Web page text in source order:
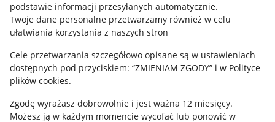
podstawie informacji przesyłanych automatycznie.
Twoje dane personalne przetwarzamy również w celu
ułatwiania korzystania z naszych stron
Cele przetwarzania szczegółowo opisane są w ustawieniach
dostępnych pod przyciskiem: “ZMIENIAM ZGODY” i w Polityce
plików cookies.
Zgodę wyrażasz dobrowolnie i jest ważna 12 miesięcy.
Możesz ją w każdym momencie wycofać lub ponowić w
Polityka plików "cookies"
Ustawienia plików "cookies"
Udostępnianie lokalizacji
Informacje dla Aktu o Usługach Cyfrowych
Pobierz aplikację